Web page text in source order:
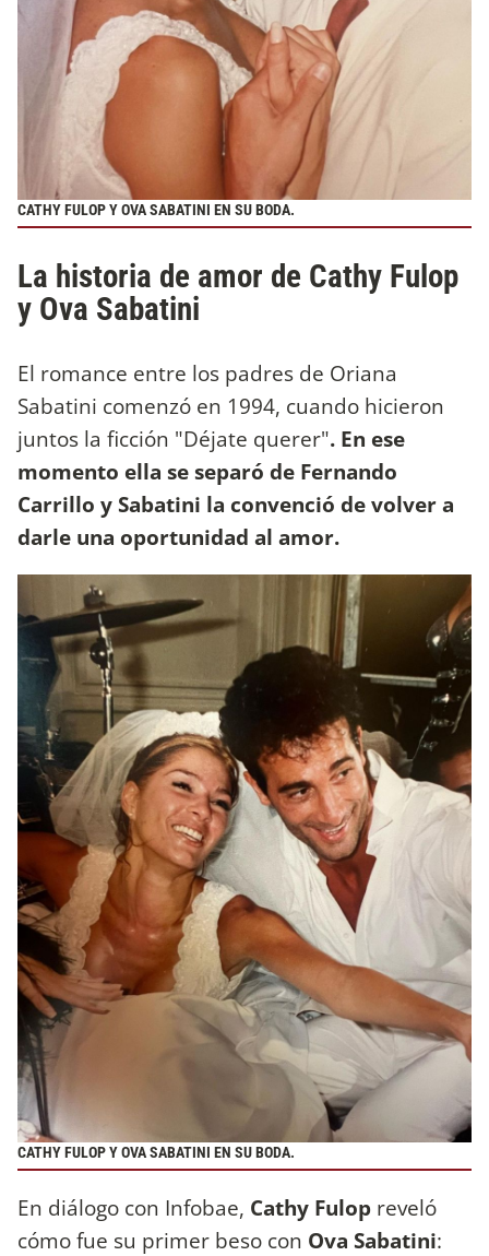
CATHY FULOP Y OVA SABATINI EN SU BODA.
La historia de amor de Cathy Fulop
y Ova Sabatini
El romance entre los padres de Oriana
Sabatini comenzó en 1994, cuando hicieron
juntos la ficción "Déjate querer". En ese
momento ella se separó de Fernando
Carrillo y Sabatini la convenció de volver a
darle una oportunidad al amor.
CATHY FULOP Y OVA SABATINI EN SU BODA.
En diálogo con Infobae, Cathy Fulop reveló
cómo fue su primer beso con Ova Sabatini: